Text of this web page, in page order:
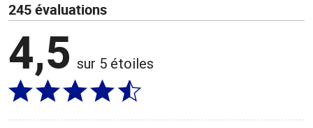
245 évaluations
4,5 sur 5 étoiles